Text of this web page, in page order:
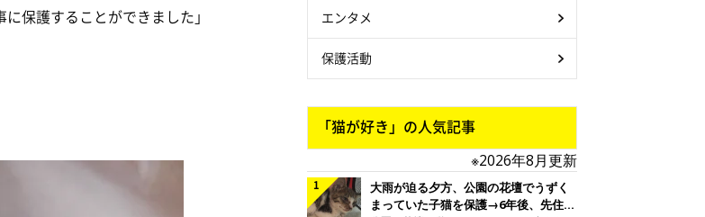
保護することができました」
エンタメ
保護活動
「猫が好き」の人気記事
※2026年8月更新
大雨が迫る夕方、公園の花壇でうずく
まっていた子猫を保護→6年後、先住猫